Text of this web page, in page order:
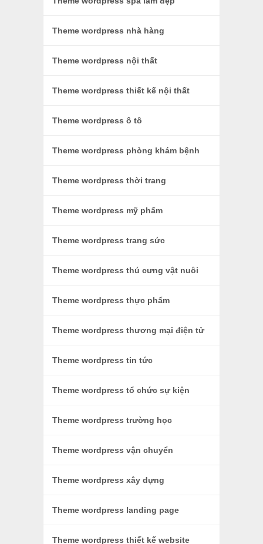
Theme wordpress nhà hàng
Theme wordpress nội thất
Theme wordpress thiết kế nội thất
Theme wordpress ô tô
Theme wordpress phòng khám bệnh
Theme wordpress thời trang
Theme wordpress mỹ phẩm
Theme wordpress trang sức
Theme wordpress thú cưng vật nuôi
Theme wordpress thực phẩm
Theme wordpress thương mại điện tử
Theme wordpress tin tức
Theme wordpress tổ chức sự kiện
Theme wordpress trường học
Theme wordpress vận chuyển
Theme wordpress xây dựng
Theme wordpress landing page
Theme wordpress thiết kế website